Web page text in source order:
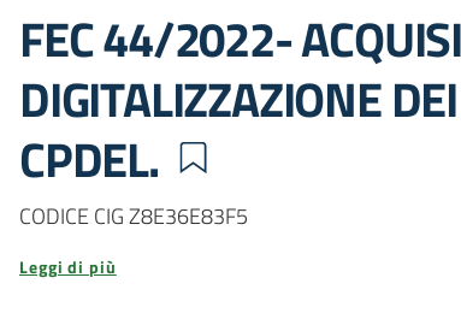
FEC 44/2022-
DIGITALIZZAZIONE
CPDEL.
CODICE CIG Z8E36E83F5
Leggi di più